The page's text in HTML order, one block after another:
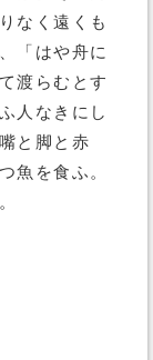
なく遠くも
「はや舟に
渡らむとす
人なきにし
と脚と赤
魚を食ふ。